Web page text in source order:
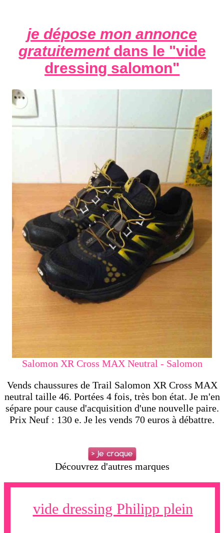
je dépose mon annonce
gratuitementdans le "vide
dressing salomon"
Salomon XR Cross MAX Neutral - Salomon
Vends chaussures de Trail Salomon XR Cross MAX
neutral taille 46. Portées 4 fois, très bon état. Je m'en
sépare pour cause d'acquisition d'une nouvelle paire.
Prix Neuf : 130 e. Je les vends 70 euros à débattre.
Découvrez d'autres marques
vide dressing Philipp plein